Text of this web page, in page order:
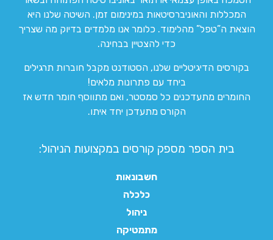
המכללות והאוניברסיטאות במינימום זמן. השיטה שלנו היא
הוצאת ה”טפל” מהלימוד. כלומר אנו מלמדים בדיוק מה שצריך
כדי להצטיין בבחינה.
בקורסים הדיגיטליים שלנו, הסטודנט מקבל חוברות תרגילים
ביחד עם פתרונות מלאים!
החומרים מתעדכנים כל סמסטר, ואם מתווסף חומר חדש אז
הקורס מתעדכן יחד איתו.
בית הספר מספק קורסים במקצועות הניהול:
חשבונאות
כלכלה
ניהול
מתמטיקה